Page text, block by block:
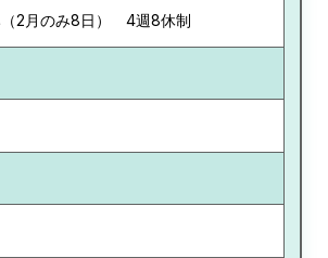
（2月のみ8日） 4週8休制